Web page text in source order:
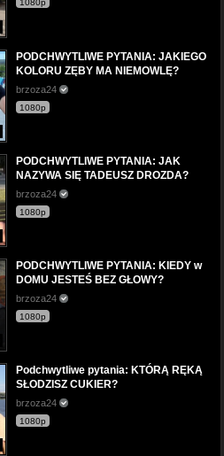
1080p
PODCHWYTLIWE PYTANIA: JAKIEGO
KOLORU ZĘBY MA NIEMOWLĘ?
brzoza24
1080p
PODCHWYTLIWE PYTANIA: JAK
NAZYWA SIĘ TADEUSZ DROZDA?
brzoza24
1080p
PODCHWYTLIWE PYTANIA: KIEDY w
DOMU JESTEŚ BEZ GŁOWY?
brzoza24
1080p
Podchwytliwe pytania: KTÓRĄ RĘKĄ
SŁODZISZ CUKIER?
brzoza24
1080p